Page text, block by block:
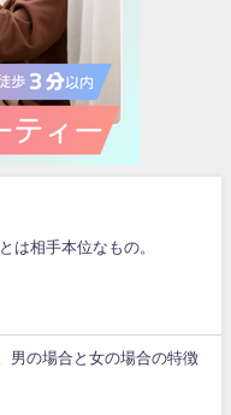
は相手本位なもの。
男の場合と女の場合の特徴